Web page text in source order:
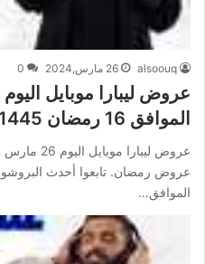
alsoouq 26 مارس,2024 0
الموافق 16 رمضان 1445 عروض رمضان
الموافق…